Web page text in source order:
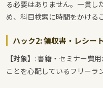
る必要はありません。一貫し
め、科目検索に時間をかける
ハック2: 領収書・レシー
【対象】 : 書籍・セミナー費
ことを心配しているフリーラ